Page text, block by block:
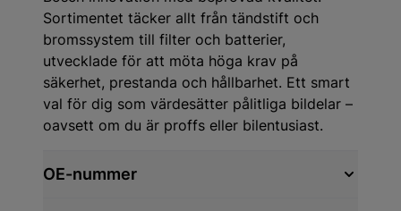
Sortimentet täcker allt från tändstift och
bromssystem till filter och batterier,
utvecklade för att möta höga krav på
säkerhet, prestanda och hållbarhet. Ett smart
val för dig som värdesätter pålitliga bildelar –
oavsett om du är proffs eller bilentusiast.
OE-nummer